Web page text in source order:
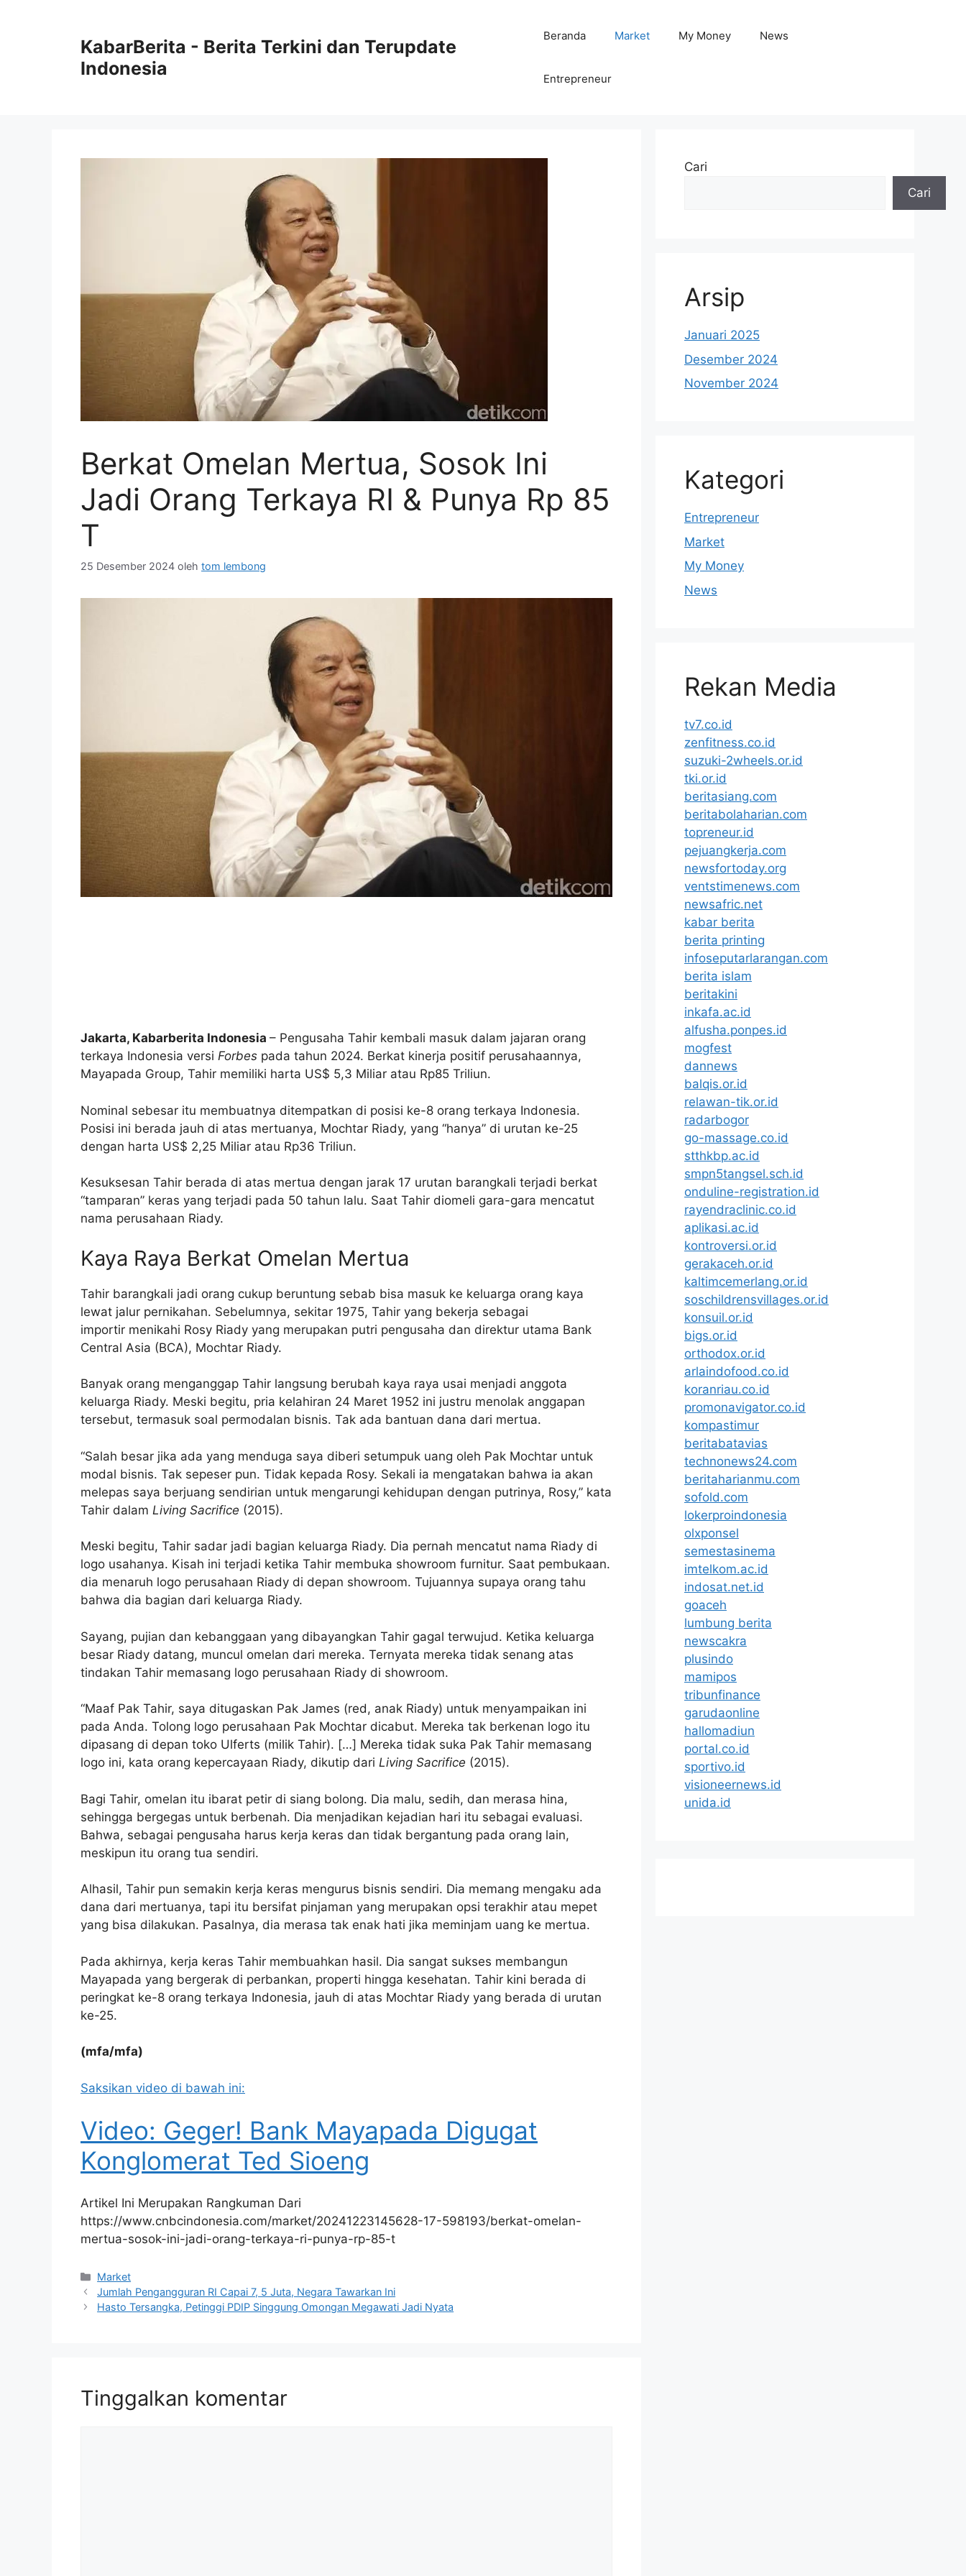
KabarBerita - Berita Terkini dan Terupdate
Indonesia
Beranda Market My Money News
Entrepreneur
Berkat Omelan Mertua, Sosok Ini
Jadi Orang Terkaya RI & Punya Rp 85
T
25 Desember 2024 oleh tom lembong
Jakarta, Kabarberita Indonesia – Pengusaha Tahir kembali masuk dalam jajaran orang
terkaya Indonesia versi Forbes pada tahun 2024. Berkat kinerja positif perusahaannya,
Mayapada Group, Tahir memiliki harta US$ 5,3 Miliar atau Rp85 Triliun.
Nominal sebesar itu membuatnya ditempatkan di posisi ke-8 orang terkaya Indonesia.
Posisi ini berada jauh di atas mertuanya, Mochtar Riady, yang “hanya” di urutan ke-25
dengan harta US$ 2,25 Miliar atau Rp36 Triliun.
Kesuksesan Tahir berada di atas mertua dengan jarak 17 urutan barangkali terjadi berkat
“tamparan” keras yang terjadi pada 50 tahun lalu. Saat Tahir diomeli gara-gara mencatut
nama perusahaan Riady.
Kaya Raya Berkat Omelan Mertua
Tahir barangkali jadi orang cukup beruntung sebab bisa masuk ke keluarga orang kaya
lewat jalur pernikahan. Sebelumnya, sekitar 1975, Tahir yang bekerja sebagai
importir menikahi Rosy Riady yang merupakan putri pengusaha dan direktur utama Bank
Central Asia (BCA), Mochtar Riady.
Banyak orang menganggap Tahir langsung berubah kaya raya usai menjadi anggota
keluarga Riady. Meski begitu, pria kelahiran 24 Maret 1952 ini justru menolak anggapan
tersebut, termasuk soal permodalan bisnis. Tak ada bantuan dana dari mertua.
“Salah besar jika ada yang menduga saya diberi setumpuk uang oleh Pak Mochtar untuk
modal bisnis. Tak sepeser pun. Tidak kepada Rosy. Sekali ia mengatakan bahwa ia akan
melepas saya berjuang sendirian untuk mengarungi kehidupan dengan putrinya, Rosy,” kata
Tahir dalam Living Sacrifice (2015).
Meski begitu, Tahir sadar jadi bagian keluarga Riady. Dia pernah mencatut nama Riady di
logo usahanya. Kisah ini terjadi ketika Tahir membuka showroom furnitur. Saat pembukaan.
dia menaruh logo perusahaan Riady di depan showroom. Tujuannya supaya orang tahu
bahwa dia bagian dari keluarga Riady.
Sayang, pujian dan kebanggaan yang dibayangkan Tahir gagal terwujud. Ketika keluarga
besar Riady datang, muncul omelan dari mereka. Ternyata mereka tidak senang atas
tindakan Tahir memasang logo perusahaan Riady di showroom.
“Maaf Pak Tahir, saya ditugaskan Pak James (red, anak Riady) untuk menyampaikan ini
pada Anda. Tolong logo perusahaan Pak Mochtar dicabut. Mereka tak berkenan logo itu
dipasang di depan toko Ulferts (milik Tahir). […] Mereka tidak suka Pak Tahir memasang
logo ini, kata orang kepercayaan Riady, dikutip dari Living Sacrifice (2015).
Bagi Tahir, omelan itu ibarat petir di siang bolong. Dia malu, sedih, dan merasa hina,
sehingga bergegas untuk berbenah. Dia menjadikan kejadian hari itu sebagai evaluasi.
Bahwa, sebagai pengusaha harus kerja keras dan tidak bergantung pada orang lain,
meskipun itu orang tua sendiri.
Alhasil, Tahir pun semakin kerja keras mengurus bisnis sendiri. Dia memang mengaku ada
dana dari mertuanya, tapi itu bersifat pinjaman yang merupakan opsi terakhir atau mepet
yang bisa dilakukan. Pasalnya, dia merasa tak enak hati jika meminjam uang ke mertua.
Pada akhirnya, kerja keras Tahir membuahkan hasil. Dia sangat sukses membangun
Mayapada yang bergerak di perbankan, properti hingga kesehatan. Tahir kini berada di
peringkat ke-8 orang terkaya Indonesia, jauh di atas Mochtar Riady yang berada di urutan
ke-25.
(mfa/mfa)
Saksikan video di bawah ini:
Video: Geger! Bank Mayapada Digugat
Konglomerat Ted Sioeng
Artikel Ini Merupakan Rangkuman Dari
https://www.cnbcindonesia.com/market/20241223145628-17-598193/berkat-omelan-
mertua-sosok-ini-jadi-orang-terkaya-ri-punya-rp-85-t
Kategori
Market
Jumlah Pengangguran RI Capai 7, 5 Juta, Negara Tawarkan Ini
Hasto Tersangka, Petinggi PDIP Singgung Omongan Megawati Jadi Nyata
Tinggalkan komentar
Cari
Cari
Arsip
Januari 2025
Desember 2024
November 2024
Kategori
Entrepreneur
Market
My Money
News
Rekan Media
tv7.co.id
zenfitness.co.id
suzuki-2wheels.or.id
tki.or.id
beritasiang.com
beritabolaharian.com
topreneur.id
pejuangkerja.com
newsfortoday.org
ventstimenews.com
newsafric.net
kabar berita
berita printing
infoseputarlarangan.com
berita islam
beritakini
inkafa.ac.id
alfusha.ponpes.id
mogfest
dannews
balqis.or.id
relawan-tik.or.id
radarbogor
go-massage.co.id
stthkbp.ac.id
smpn5tangsel.sch.id
onduline-registration.id
rayendraclinic.co.id
aplikasi.ac.id
kontroversi.or.id
gerakaceh.or.id
kaltimcemerlang.or.id
soschildrensvillages.or.id
konsuil.or.id
bigs.or.id
orthodox.or.id
arlaindofood.co.id
koranriau.co.id
promonavigator.co.id
kompastimur
beritabatavias
technonews24.com
beritaharianmu.com
sofold.com
lokerproindonesia
olxponsel
semestasinema
imtelkom.ac.id
indosat.net.id
goaceh
lumbung berita
newscakra
plusindo
mamipos
tribunfinance
garudaonline
hallomadiun
portal.co.id
sportivo.id
visioneernews.id
unida.id